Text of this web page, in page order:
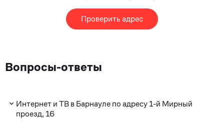
Проверить адрес
Вопросы-ответы
Интернет и ТВ в Барнауле по адресу 1-й Мирный
проезд, 16